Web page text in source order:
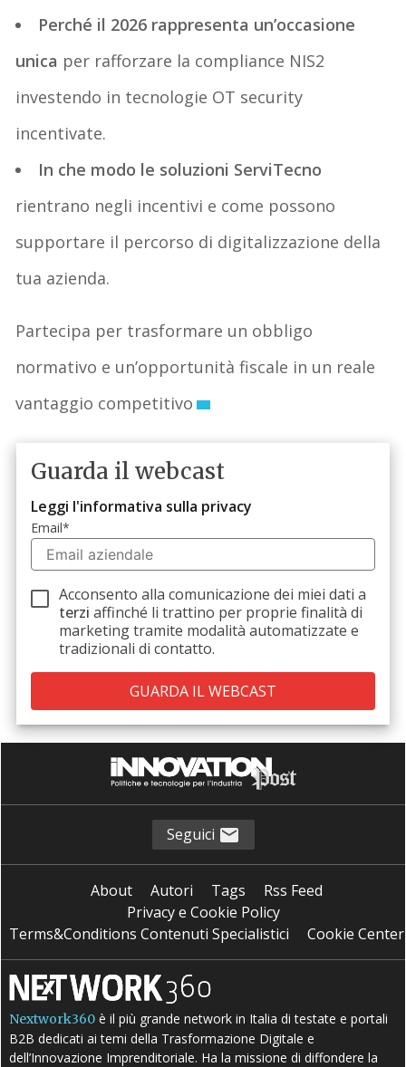
Perché il 2026 rappresenta un’occasione
unica per rafforzare la compliance NIS2
investendo in tecnologie OT security
incentivate.
In che modo le soluzioni ServiTecno
rientrano negli incentivi e come possono
supportare il percorso di digitalizzazione della
tua azienda.
Partecipa per trasformare un obbligo
normativo e un’opportunità fiscale in un reale
vantaggio competitivo
Guarda il webcast
Leggi l'informativa sulla privacy
Email*
Acconsento alla comunicazione dei miei dati a
terzi affinché li trattino per proprie finalità di
marketing tramite modalità automatizzate e
tradizionali di contatto.
Seguici
About Autori Tags
Rss Feed
Privacy e Cookie Policy
Terms&Conditions Contenuti Specialistici
Cookie Center
Nextwork360 è il più grande network in Italia di testate e portali
B2B dedicati ai temi della Trasformazione Digitale e
dell’Innovazione Imprenditoriale. Ha la missione di diffondere la